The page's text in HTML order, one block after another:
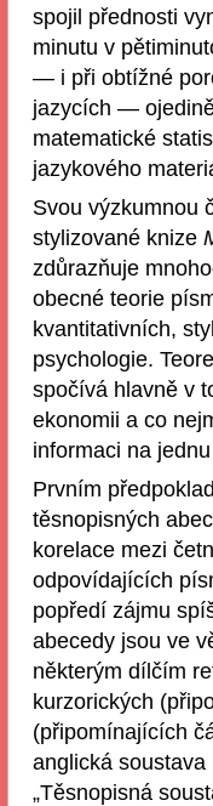
spojil přednosti
minutu v
— i při obtížné
jazycích —
matematické
jazykového
Svou výzkumnou
stylizované knize
zdůrazňuje
obecné teorie
kvantitativních,
psychologie.
spočívá hlavně v
ekonomii a co
informaci na
Prvním
těsnopisných
korelace mezi
odpovídajících
popředí zájmu
abecedy jsou ve
některým dílčím
kurzorických
(připomínajících
anglická
„Těsnopisná